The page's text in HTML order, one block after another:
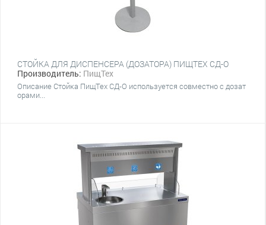
СТОЙКА ДЛЯ ДИСПЕНСЕРА (ДОЗАТОРА) ПИЩТЕХ СД-О
Производитель: ПищТех
Описание Стойка ПищТех СД-О используется совместно с дозат
орами...